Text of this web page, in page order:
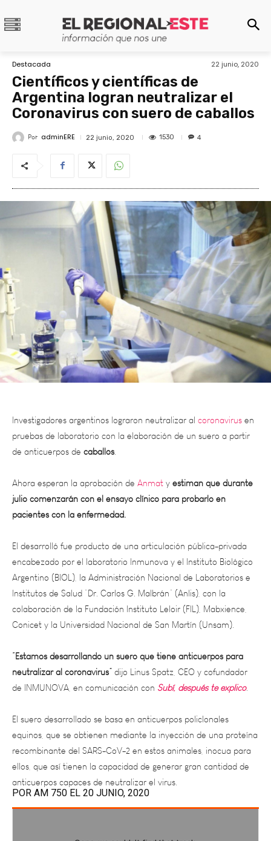
Destacada 22 junio, 2020
Científicos y científicas de
Argentina logran neutralizar el
Coronavirus con suero de caballos
Por adminERE 22 junio, 2020 1530 4
Investigadores argentinos lograron neutralizar alcoronavirusen
pruebas de laboratorio con la elaboración de un suero a partir
de anticuerpos decaballos.
Ahora esperan la aprobación de
julio comenzarán con el ensayo clínico para probarlo en
pacientes con la enfermedad.
El desarrolló fue producto de una articulación pública-privada
encabezado por el laboratorio Inmunova y el Instituto Biológico
Argentino (BIOL), la Administración Nacional de Laboratorios e
Institutos de Salud “Dr. Carlos G. Malbrán” (Anlis), con la
colaboración de la Fundación Instituto Leloir (FIL), Mabxience,
Conicet y la Universidad Nacional de San Martín (Unsam).
“Estamos desarrollando un suero que tiene anticuerpos para
neutralizar al coronavirus”dijo Linus Spatz, CEO y cofundador
de INMUNOVA, en comunicación conSubí, después te explico.
El suero desarrollado se basa en anticuerpos policlonales
equinos, que se obtienen mediante la inyección de una proteína
recombinante del SARS-CoV-2 en estos animales, inocua para
ellos, que así tienen la capacidad de generar gran cantidad de
anticuerpos capaces de neutralizar el virus.
POR AM 750 EL 20 JUNIO, 2020